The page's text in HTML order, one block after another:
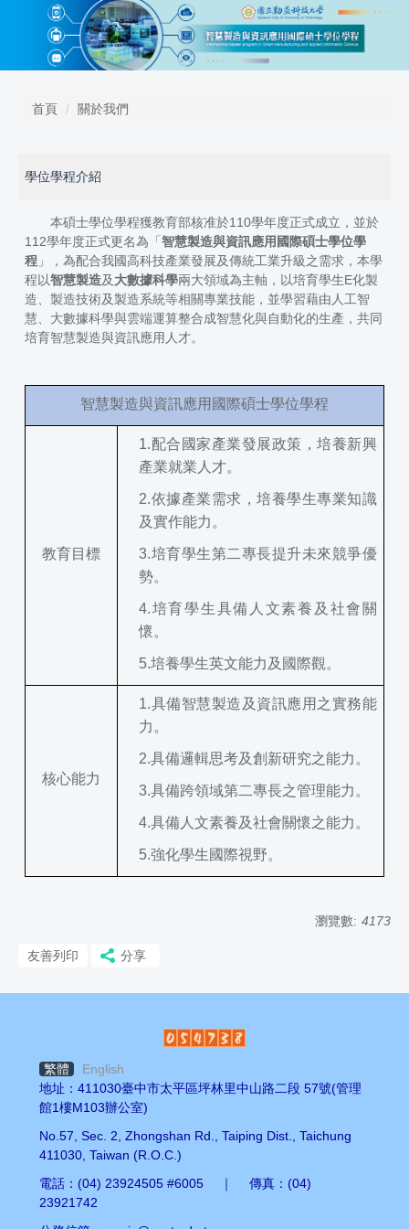
要
首頁 關於我們
學位學程介紹
本碩士學位學程獲教育部核准於110學年度正式成立，並於
112學年度正式更名為「 智慧製造與資訊應用國際碩士學位學
程 」，為配合我國高科技產業發展及傳統工業升級之需求，本學
程以智慧製造及大數據科學兩大領域為主軸，以培育學生E化製
造、製造技術及製造系統等相關專業技能，並學習藉由人工智
慧、大數據科學與雲端運算整合成智慧化與自動化的生產，共同
培育智慧製造與資訊應用人才。
智慧製造與資訊應用國際碩士學位學程
教育目標
1.配合國家產業發展政策，培養新興
產業就業人才。
2.依據產業需求，培養學生專業知識
及實作能力。
3.培育學生第二專長提升未來競爭優
勢。
4.培育學生具備人文素養及社會關
懷。
5.培養學生英文能力及國際觀。
核心能力
1.具備智慧製造及資訊應用之實務能
力。
2.具備邏輯思考及創新研究之能力。
3.具備跨領域第二專長之管理能力。
4.具備人文素養及社會關懷之能力。
5.強化學生國際視野。
瀏覽數: 4173
友善列印 分享
繁體
English
地址：411030臺中市太平區坪林里中山路二段 57號(管理
館1樓M103辦公室)
No.57, Sec. 2, Zhongshan Rd., Taiping Dist., Taichung
411030, Taiwan (R.O.C.)
電話：(04) 23924505 #6005 ｜ 傳真：(04)
23921742